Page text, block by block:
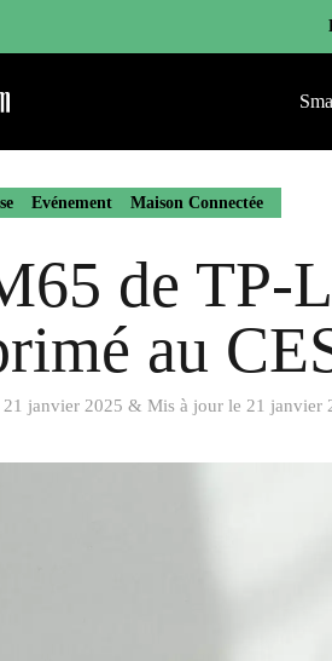
Evénement Maison Connectée
de TP-
au
21 janvier 2025 & Mis à jour le 21 janvier